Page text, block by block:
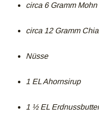
circa 6 Gramm Mohn
circa 12 Gramm
Nüsse
1 EL Ahornsirup
1 ½ EL Erdnussbutter